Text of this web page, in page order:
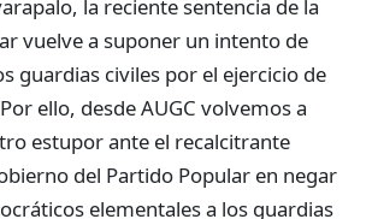
la reciente sentencia de la
vuelve a suponer un intento de
guardias civiles por el ejercicio de
ello, desde AUGC volvemos a
estupor ante el recalcitrante
del Partido Popular en negar
elementales a los guardias